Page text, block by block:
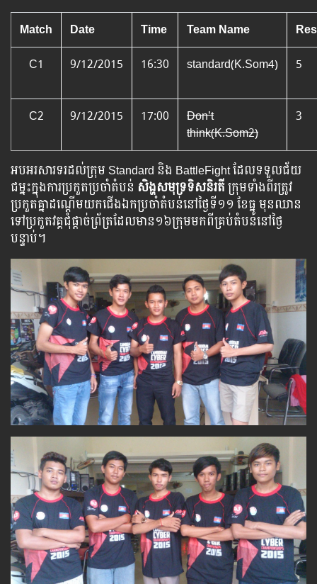
Match
Date Time Team Name
C1
9/12/2015 16:30 standard(K.Som4) 5
C2 9/12/2015 17:00
Don’t
think(K.Som2)
3
អបអរ​សារទរ​​ដល់​ក្រុម Standard និង BattleFight ដែល​ទទួល​ជ័យ​​
ជម្នះ​ក្នុង​ការ​ប្រកួត​ប្រចាំ​តំបន់ សិង្ហសមុទ្រទិសនិរតីក្រុម​ទាំង​ពីរ​ត្រូវ​​​
ប្រកួត​​គ្នា​​ដណ្ដើម​​យក​​ជើង​​ឯក​​ប្រចាំ​​តំបន់​​នៅថ្ងៃទី១១ ខែធ្នូ មុន​​ឈាន​​
ទៅ​​ប្រកួត​វគ្គ​ជុំ​ផ្ដាច់ព្រ័ត្រ​ដែល​មាន​១៦ក្រុម​មក​ពី​គ្រប់​តំបន់​នៅ​ថ្ងៃ​
បន្ទាប់។